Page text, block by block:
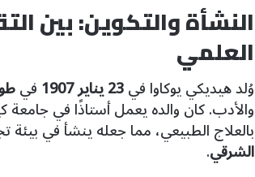
النشأة والتكوين: بين
العلمي
وُلد هيديكي يوكاوا في23 يناير 1907 في
والأدب. كان والده يعمل أستاذًا في جامعة
بالعلاج الطبيعي، مما جعله ينشأ في بيئة
الشرقي.